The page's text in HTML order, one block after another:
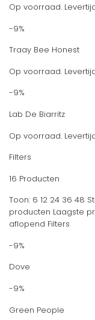
Op voorraad.
-9%
Traay Bee Honest
Op voorraad.
-9%
Lab De Biarritz
Op voorraad.
Filters
16 Producten
Toon: 6 12 24 36 48
producten Laagste
aflopend Filters
-9%
Dove
-9%
Green People